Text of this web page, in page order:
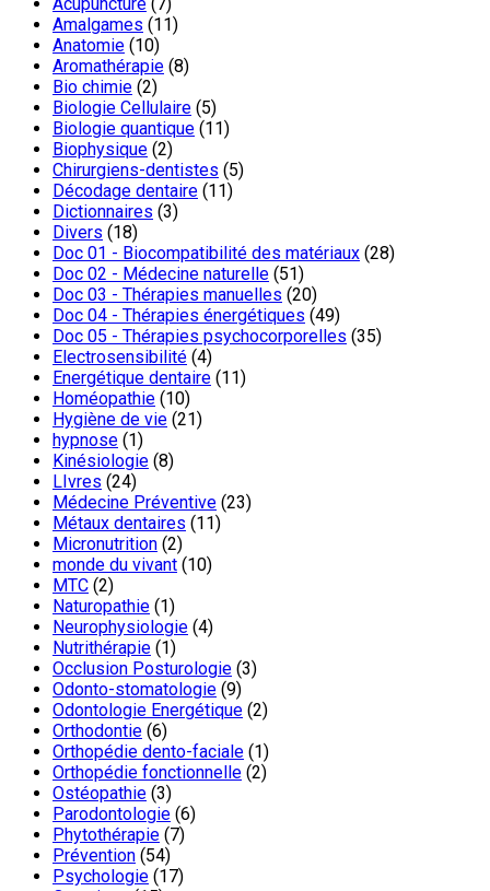
Amalgames (11)
Anatomie (10)
Aromathérapie (8)
Bio chimie (2)
Biologie Cellulaire (5)
Biologie quantique (11)
Biophysique (2)
Chirurgiens-dentistes (5)
Décodage dentaire (11)
Dictionnaires (3)
Divers (18)
Doc 01 - Biocompatibilité des matériaux (28)
Doc 02 - Médecine naturelle (51)
Doc 03 - Thérapies manuelles (20)
Doc 04 - Thérapies énergétiques (49)
Doc 05 - Thérapies psychocorporelles (35)
Electrosensibilité (4)
Energétique dentaire (11)
Homéopathie (10)
Hygiène de vie (21)
hypnose (1)
Kinésiologie (8)
LIvres (24)
Médecine Préventive (23)
Métaux dentaires (11)
Micronutrition (2)
monde du vivant (10)
MTC (2)
Naturopathie (1)
Neurophysiologie (4)
Nutrithérapie (1)
Occlusion Posturologie (3)
Odonto-stomatologie (9)
Odontologie Energétique (2)
Orthodontie (6)
Orthopédie dento-faciale (1)
Orthopédie fonctionnelle (2)
Ostéopathie (3)
Parodontologie (6)
Phytothérapie (7)
Prévention (54)
Psychologie (17)